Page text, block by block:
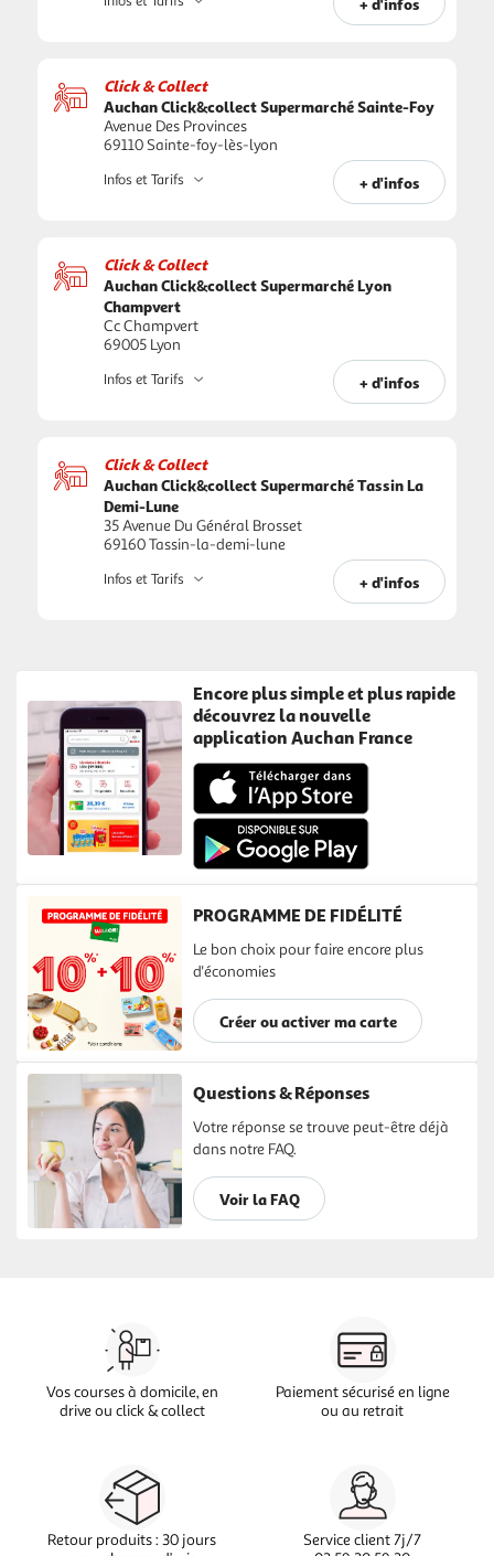
Click & Collect
Auchan Click&collect Supermarché Sainte-Foy
Avenue Des Provinces
69110 Sainte-foy-lès-lyon
+ d'infos
Infos et Tarifs
Click & Collect
Auchan Click&collect Supermarché Lyon
Champvert
Cc Champvert
69005 Lyon
+ d'infos
Infos et Tarifs
Click & Collect
Auchan Click&collect Supermarché Tassin La
Demi-Lune
35 Avenue Du Général Brosset
69160 Tassin-la-demi-lune
+ d'infos
Infos et Tarifs
Encore plus simple et plus rapide
découvrez la nouvelle
application Auchan France
PROGRAMME DE FIDÉLITÉ
Le bon choix pour faire encore plus
d'économies
Créer ou activer ma carte
Questions & Réponses
Votre réponse se trouve peut-être déjà
dans notre FAQ.
Voir la FAQ
Vos courses à domicile, en
drive ou click & collect
Paiement sécurisé en ligne
ou au retrait
Retour produits : 30 jours
Service client 7j/7